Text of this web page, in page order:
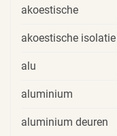
akoestische
akoestische isolatie
alu
aluminium
aluminium deuren